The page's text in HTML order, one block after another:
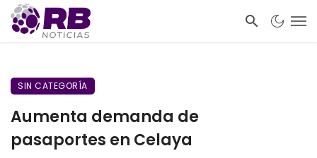
SIN CATEGORÍA
Aumenta demanda de
pasaportes en Celaya